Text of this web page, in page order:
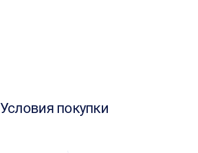
Условия покупки